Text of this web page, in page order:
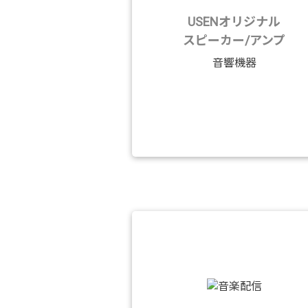
USENオリジナル
スピーカー/アンプ
音響機器